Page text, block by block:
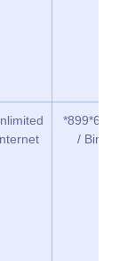
/ BimaTri